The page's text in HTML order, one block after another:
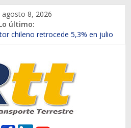
agosto 8, 2026
último:
internacional en lanzar la nueva
de Chevrolet en el Biobío
sucursales en Rancagua y
la recién estrenada Bolden en
2026